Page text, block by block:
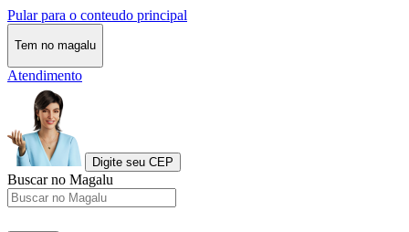
Pular para o conteudo principal
Tem no magalu
Atendimento
Digite seu CEP
Buscar no Magalu